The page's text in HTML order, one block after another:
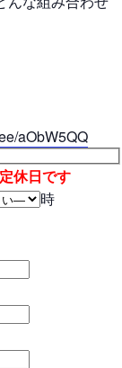
aObW5QQ
休日です
時